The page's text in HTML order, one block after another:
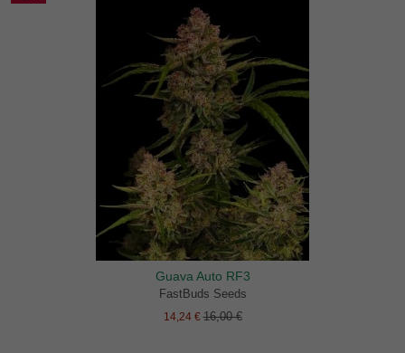
Guava Auto RF3
FastBuds Seeds
14,24 €16,00 €